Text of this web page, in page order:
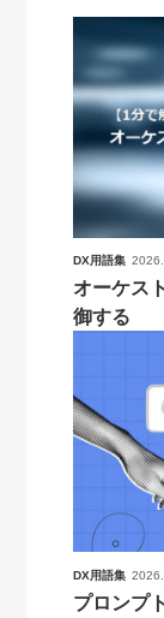
DX用語集
オーケス
御する
DX用語集
プロンプ